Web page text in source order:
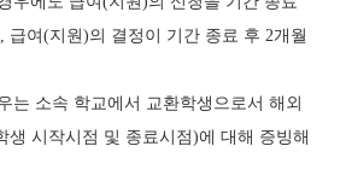
급여(지원)의 결정이 기간 종료 후 2개월
는 소속 학교에서 교환학생으로서 해외
생 시작시점 및 종료시점)에 대해 증빙해